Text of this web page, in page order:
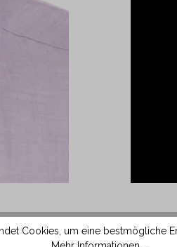
Kragen
Das
Cookies, um eine bestmögliche